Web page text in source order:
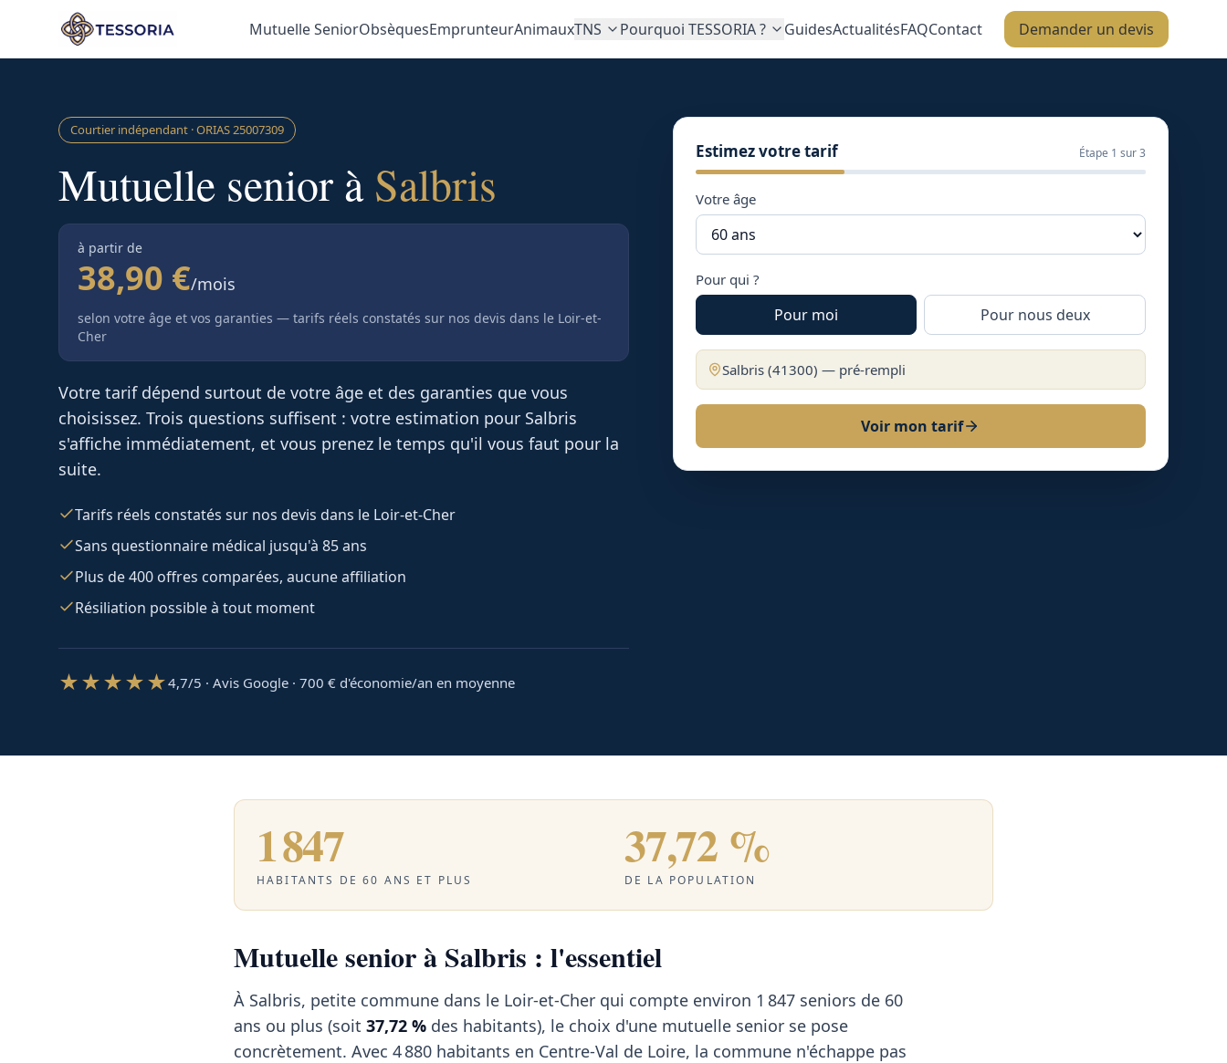
Aller au contenu principal
Mutuelle SeniorObsèquesEmprunteurAnimauxTNS Pourquoi TESSORIA ? GuidesActualitésFAQContact Demander un devis
Courtier indépendant · ORIAS25007309
Mutuelle senior à Salbris
à partir de
38,90 €/mois
selon votre âge et vos garanties — tarifs réels constatés sur nos devis dans le Loir-et-
Cher
Votre tarif dépend surtout de votre âge et des garanties que vous
choisissez. Trois questions suffisent : votre estimation pour Salbris
s'affiche immédiatement, et vous prenez le temps qu'il vous faut pour la
suite.
Tarifs réels constatés sur nos devis dans le Loir-et-Cher
Sans questionnaire médical jusqu'à 85 ans
Plus de 400 offres comparées, aucune affiliation
Résiliation possible à tout moment
★★★★★4,7/5 · Avis Google · 700 € d'économie/an en moyenne
Estimez votre tarif Étape 1 sur 3
Votre âge
Pour qui ?
Pour moi Pour nous deux
Salbris(41300) — pré-rempli
Voir mon tarif
1 847
HABITANTS DE 60 ANS ET PLUS
37,72 %
DE LA POPULATION
Mutuelle senior à Salbris : l'essentiel
À Salbris, petite commune dans le Loir-et-Cher qui compte environ 1 847 seniors de 60
ans ou plus (soit 37,72 % des habitants), le choix d'une mutuelle senior se pose
concrètement. Avec 4 880 habitants en Centre-Val de Loire, la commune n'échappe pas